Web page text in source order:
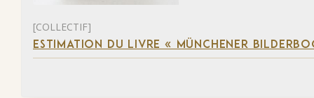
[COLLECTIF]
ESTIMATION DU LIVRE « MÜNCHENER